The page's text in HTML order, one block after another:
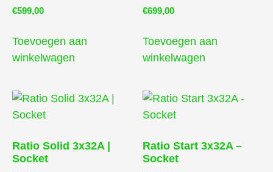
€599,00
Toevoegen aan
winkelwagen
€699,00
Toevoegen aan
winkelwagen
Ratio Solid 3x32A |
Socket
Ratio Start 3x32A –
Socket